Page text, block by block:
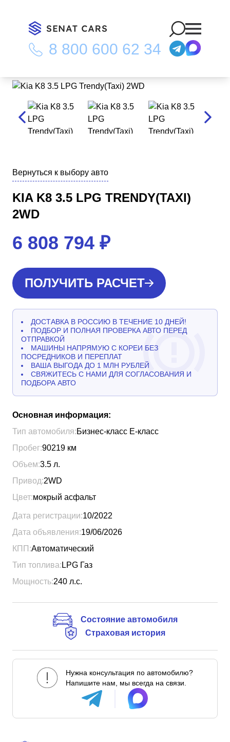
8 800 600 62 34
Главная Каталог/Kia K8 3.5 LPG Trendy(Taxi) 2WD
Вернуться к выбору авто
KIA K8 3.5 LPG TRENDY(TAXI)
2WD
6 808 794 ₽
ПОЛУЧИТЬ РАСЧЕТ
ДОСТАВКА В РОССИЮ В ТЕЧЕНИЕ 10 ДНЕЙ!
ПОДБОР И ПОЛНАЯ ПРОВЕРКА АВТО ПЕРЕД
ОТПРАВКОЙ
МАШИНЫ НАПРЯМУЮ С КОРЕИ БЕЗ
ПОСРЕДНИКОВ И ПЕРЕПЛАТ
ВАША ВЫГОДА ДО 1 МЛН РУБЛЕЙ
СВЯЖИТЕСЬ С НАМИ ДЛЯ СОГЛАСОВАНИЯ И
ПОДБОРА АВТО
Основная информация:
Тип автомобиля:Бизнес-класс Е-класс
Пробег:90219 км
Объем:3.5 л.
Привод:2WD
Цвет:мокрый асфальт
Дата регистрации:10/2022
Дата объявления:19/06/2026
КПП:Автоматический
Тип топлива: LPG Газ
Мощность:240 л.с.
Состояние автомобиля
Страховая история
Нужна консультация по автомобилю?
Напишите нам, мы всегда на связи.